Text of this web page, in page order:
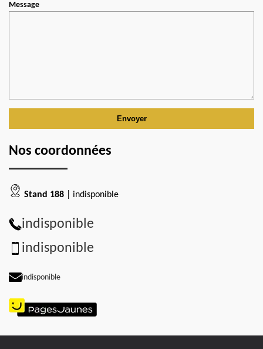
Message
Nos coordonnées
Stand 188 | indisponible
indisponible
indisponible
indisponible